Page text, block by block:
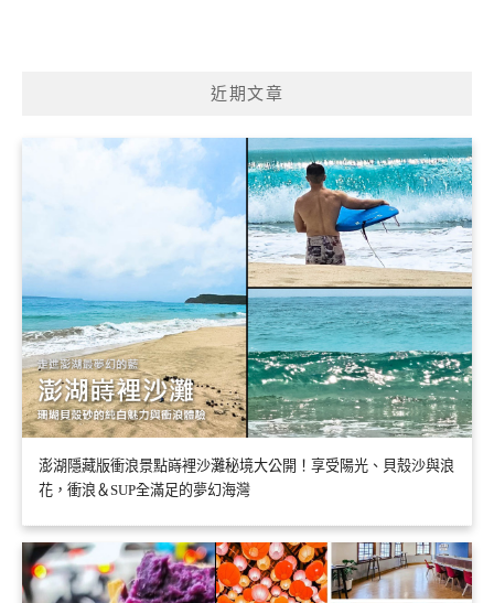
近期文章
澎湖隱藏版衝浪景點嵵裡沙灘秘境大公開！享受陽光、貝殼沙與浪
花，衝浪＆SUP全滿足的夢幻海灣